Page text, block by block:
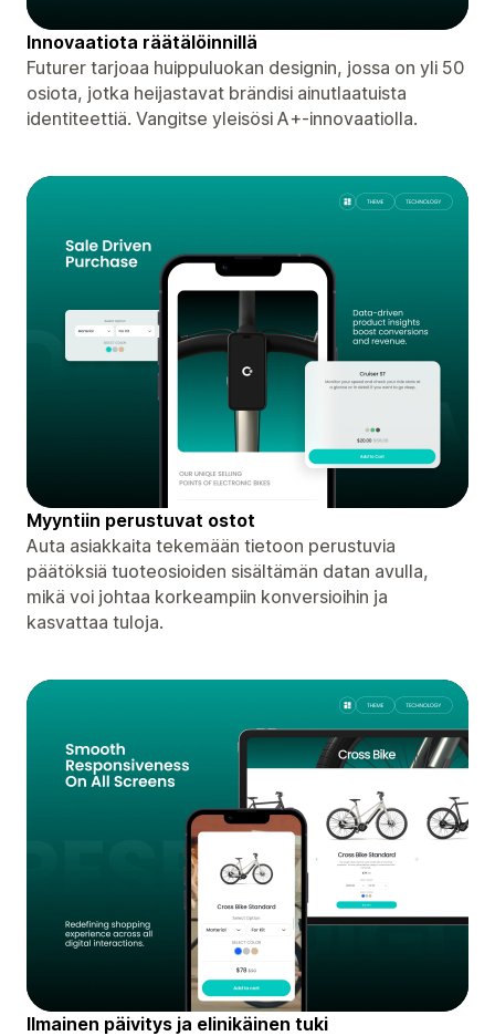
Innovaatiota räätälöinnillä
Futurer tarjoaa huippuluokan designin, jossa on yli 50
osiota, jotka heijastavat brändisi ainutlaatuista
identiteettiä. Vangitse yleisösi A+-innovaatiolla.
Myyntiin perustuvat ostot
Auta asiakkaita tekemään tietoon perustuvia
päätöksiä tuoteosioiden sisältämän datan avulla,
mikä voi johtaa korkeampiin konversioihin ja
kasvattaa tuloja.
Ilmainen päivitys ja elinikäinen tuki